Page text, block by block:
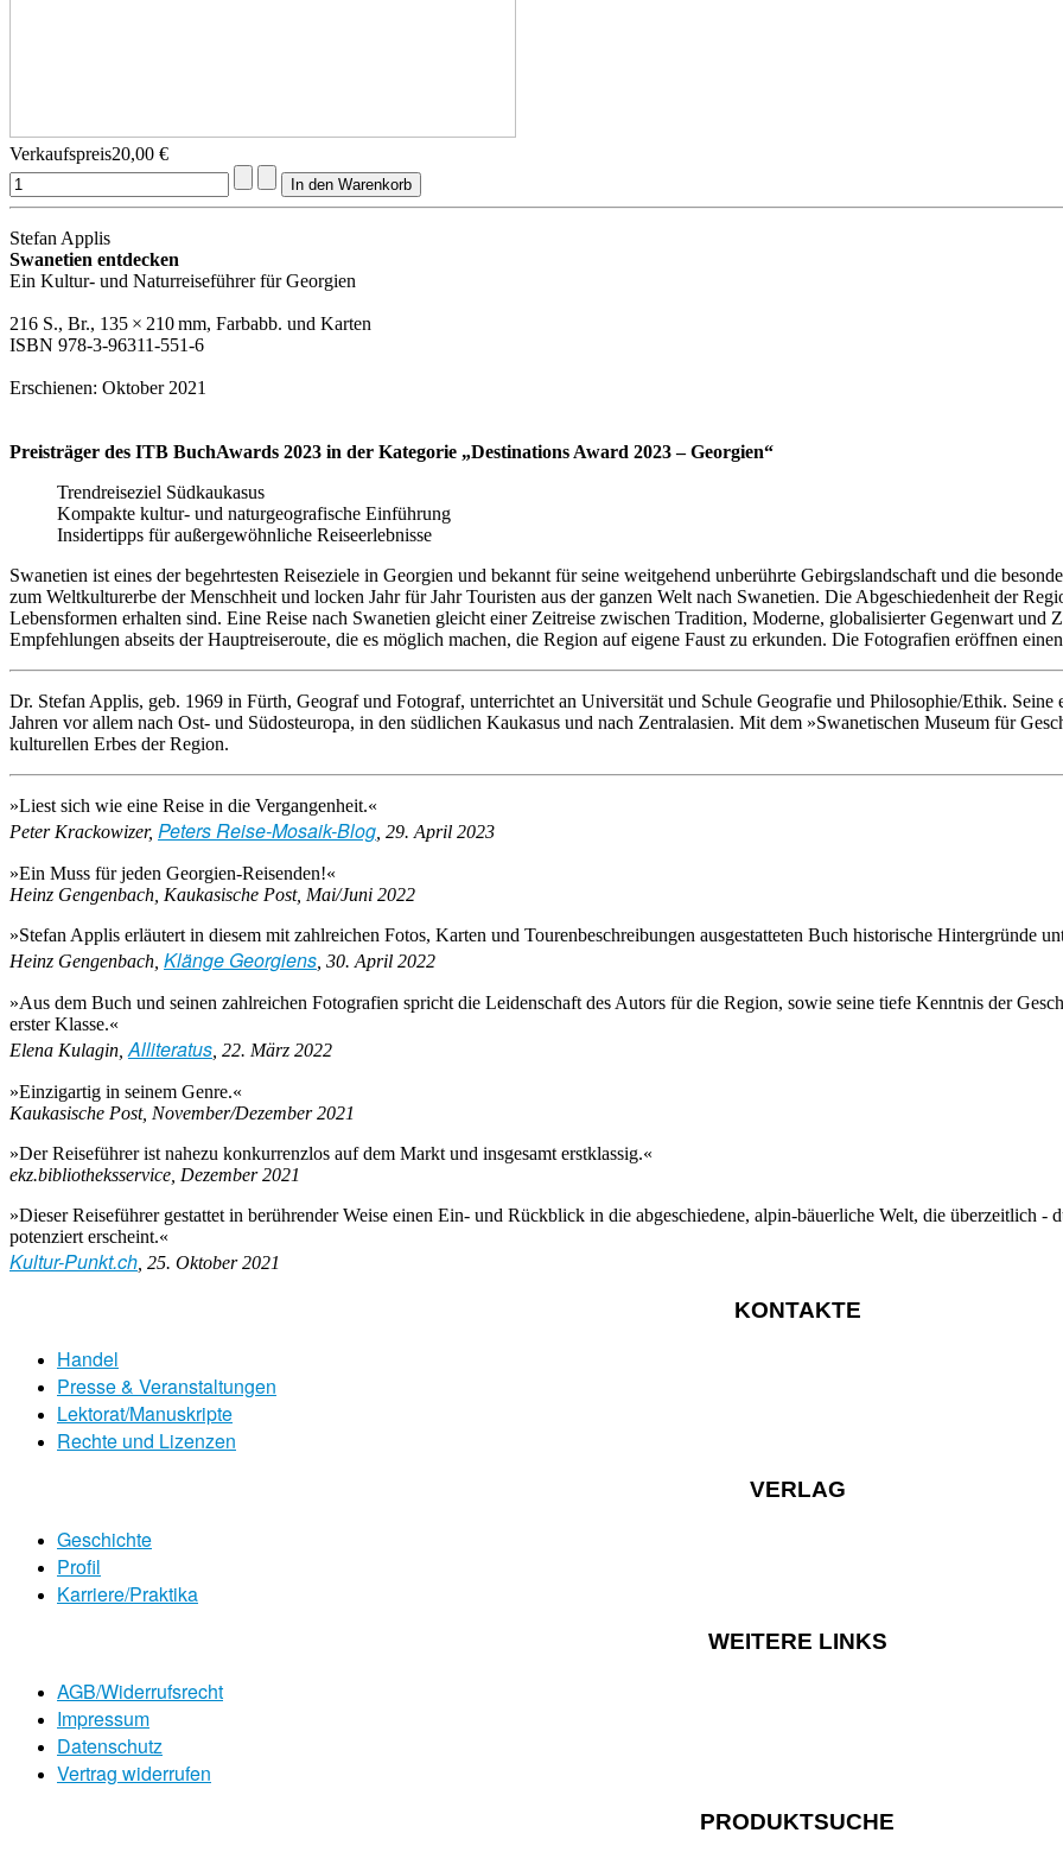
Verkaufspreis20,00 €
Stefan Applis
Swanetien entdecken
Ein Kultur- und Naturreiseführer für Georgien
216 S., Br., 135 × 210 mm, Farbabb. und Karten
ISBN 978-3-96311-551-6
Erschienen: Oktober 2021
Preisträger des ITB BuchAwards 2023 in der Kategorie „Destinations Award 2023 – Georgien“
Trendreiseziel Südkaukasus
Kompakte kultur- und naturgeografische Einführung
Insidertipps für außergewöhnliche Reiseerlebnisse
Swanetien ist eines der begehrtesten Reiseziele in Georgien und bekannt für seine weitgehend unberührte Gebirgslandschaft und die
zum Weltkulturerbe der Menschheit und locken Jahr für Jahr Touristen aus der ganzen Welt nach Swanetien. Die Abgeschiedenheit der
Lebensformen erhalten sind. Eine Reise nach Swanetien gleicht einer Zeitreise zwischen Tradition, Moderne, globalisierter Gegenwart
Empfehlungen abseits der Hauptreiseroute, die es möglich machen, die Region auf eigene Faust zu erkunden. Die Fotografien eröffnen
Dr. Stefan Applis, geb. 1969 in Fürth, Geograf und Fotograf, unterrichtet an Universität und Schule Geografie und Philosophie/Ethik.
Jahren vor allem nach Ost- und Südosteuropa, in den südlichen Kaukasus und nach Zentralasien. Mit dem »Swanetischen Museum für
kulturellen Erbes der Region.
»Liest sich wie eine Reise in die Vergangenheit.«
Peter Krackowizer, Peters Reise-Mosaik-Blog , 29. April 2023
»Ein Muss für jeden Georgien-Reisenden!«
Heinz Gengenbach, Kaukasische Post, Mai/Juni 2022
»Stefan Applis erläutert in diesem mit zahlreichen Fotos, Karten und Tourenbeschreibungen ausgestatteten Buch historische Hintergründe
Heinz Gengenbach, Klänge Georgiens , 30. April 2022
»Aus dem Buch und seinen zahlreichen Fotografien spricht die Leidenschaft des Autors für die Region, sowie seine tiefe Kenntnis der
erster Klasse.«
Elena Kulagin, Alliteratus , 22. März 2022
»Einzigartig in seinem Genre.«
Kaukasische Post, November/Dezember 2021
»Der Reiseführer ist nahezu konkurrenzlos auf dem Markt und insgesamt erstklassig.«
ekz.bibliotheksservice, Dezember 2021
»Dieser Reiseführer gestattet in berührender Weise einen Ein- und Rückblick in die abgeschiedene, alpin-bäuerliche Welt, die überzeitlich
potenziert erscheint.«
Kultur-Punkt.ch , 25. Oktober 2021
KONTAKTE
Handel
Presse & Veranstaltungen
Lektorat/Manuskripte
Rechte und Lizenzen
VERLAG
Geschichte
Profil
Karriere/Praktika
WEITERE LINKS
AGB/Widerrufsrecht
Impressum
Datenschutz
Vertrag widerrufen
PRODUKTSUCHE